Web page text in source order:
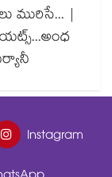
మురిసే... |
Instagram